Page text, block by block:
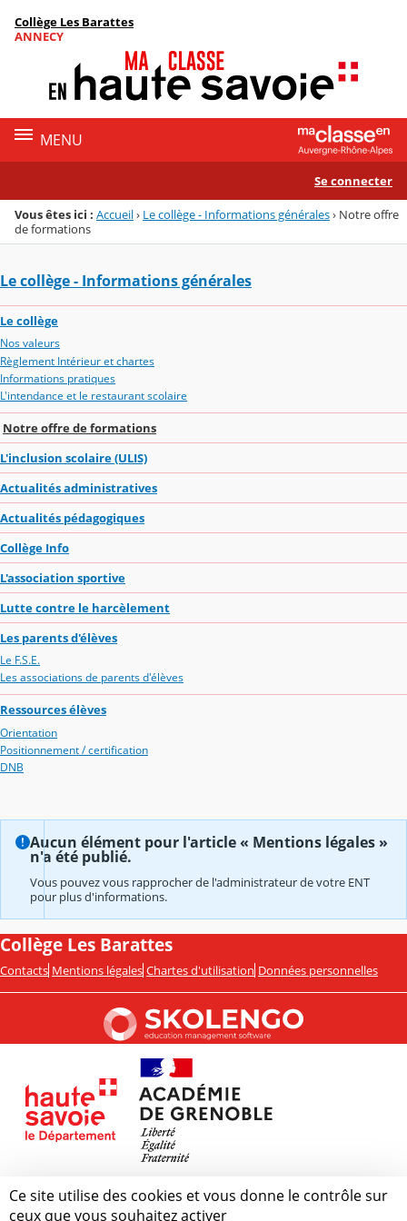
Menu de la rubrique
Contenu
Collège Les Barattes
ANNECY
MENU
Se connecter
Vous êtes ici : Accueil› Le collège - Informations générales› Notre offre
de formations
Le collège - Informations générales
Le collège
Nos valeurs
Règlement Intérieur et chartes
Informations pratiques
L'intendance et le restaurant scolaire
Notre offre de formations
L'inclusion scolaire (ULIS)
Actualités administratives
Actualités pédagogiques
Collège Info
L'association sportive
Lutte contre le harcèlement
Les parents d'élèves
Le F.S.E.
Les associations de parents d'élèves
Ressources élèves
Orientation
Positionnement / certification
DNB
Aucun élément pour l'article « Mentions légales »
n'a été publié.
Vous pouvez vous rapprocher de l'administrateur de votre ENT
pour plus d'informations.
Collège Les Barattes
Contacts Mentions légales Chartes d'utilisation Données personnelles
Ce site utilise des cookies et vous donne le contrôle sur
ceux que vous souhaitez activer